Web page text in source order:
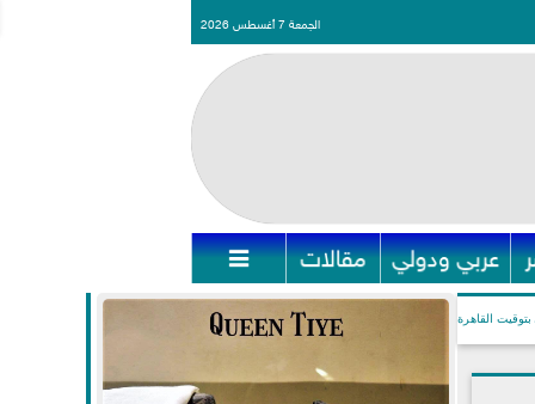
الجمعة 7 أغسطس 2026
عربي ودولي مقالات 
بتوقيت القاهرة